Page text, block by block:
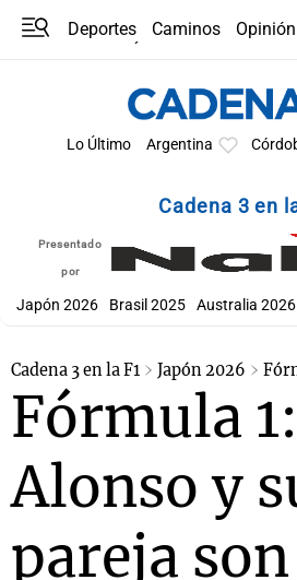
Deportes Caminos
Opinión
Lo Último Argentina
Cadena 3 en
Presentado
por
Japón 2026 Brasil 2025 Australia 2026
Cadena 3 en la F1 Japón 2026
Fórmula 1:
Alonso y
pareja son